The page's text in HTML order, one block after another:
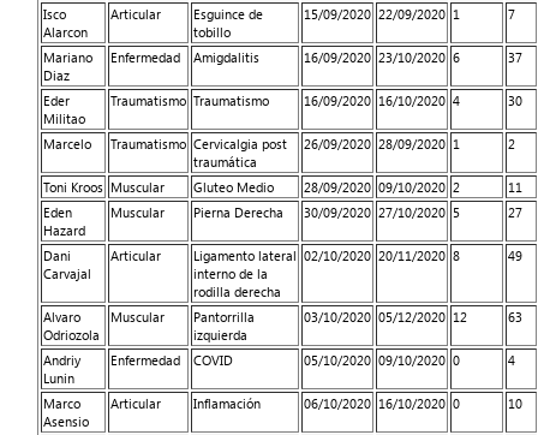
Isco
Alarcon
Articular
Esguince de
tobillo
15/09/2020 22/09/2020 1 7
Mariano
Diaz
Enfermedad Amigdalitis 16/09/2020 23/10/2020 6 37
Eder
Militao
Traumatismo Traumatismo 16/09/2020 16/10/2020 4 30
Marcelo Traumatismo Cervicalgia post
traumática
26/09/2020 28/09/2020 1 2
Toni Kroos Muscular Gluteo Medio 28/09/2020 09/10/2020 2
11
Eden
Hazard
Muscular Pierna Derecha 30/09/2020 27/10/2020 5 27
Dani
Carvajal
Articular
Ligamento lateral
interno de la
rodilla derecha
02/10/2020 20/11/2020 8 49
Alvaro
Odriozola
Muscular
Pantorrilla
izquierda
03/10/2020 05/12/2020 12 63
Andriy
Lunin
Enfermedad COVID 05/10/2020 09/10/2020 0 4
Marco
Asensio
Articular Inflamación 06/10/2020 16/10/2020 0 10